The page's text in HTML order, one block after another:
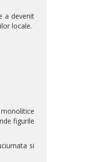
a devenit
locale.
figurile
si